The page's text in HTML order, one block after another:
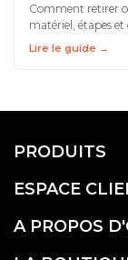
Comment retirer
matériel, étapes et
Lire le guide →
PRODUITS
ESPACE
A PROPOS